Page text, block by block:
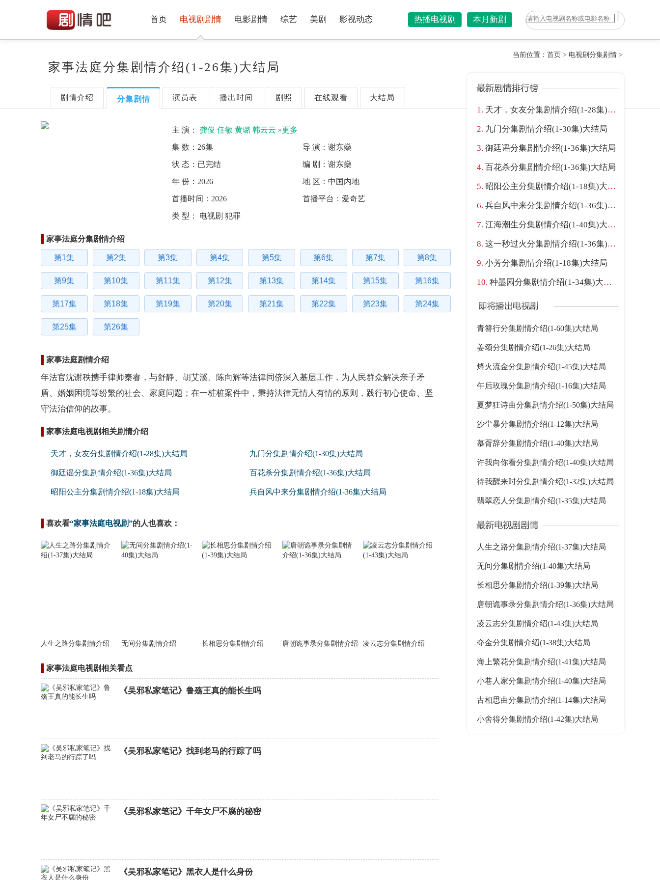
首页 电视剧剧情 电影剧情 综艺 美剧 影视动态 本月新剧
热播电视剧
家事法庭分集剧情介绍(1-26集)大结局
剧情介绍 分集剧情 演员表 播出时间 剧照 在线观看 大结局
当前位置： 首页 > 电视剧分集剧情 >
主 演： 龚俊 任敏 黄璐 韩云云 »更多
集 数： 26集 导 演：谢东燊
状 态： 已完结 编 剧：谢东燊
年 份： 2026 地 区： 中国内地
首播时间： 2026 首播平台： 爱奇艺
类 型： 电视剧 犯罪
家事法庭分集剧情介绍
第1集 第2集 第3集 第4集 第5集 第6集 第7集 第8集
第9集 第10集 第11集 第12集 第13集 第14集 第15集 第16集
第17集 第18集 第19集 第20集 第21集 第22集 第23集 第24集
第25集 第26集
家事法庭剧情介绍
年法官沈谢秩携手律师秦睿，与舒静、胡艾溪、陈向辉等法律同侪深入基层工作，为人民群众解决亲子矛
盾、婚姻困境等纷繁的社会、家庭问题；在一桩桩案件中，秉持法律无情人有情的原则，践行初心使命、坚
守法治信仰的故事。
家事法庭电视剧相关剧情介绍
天才，女友分集剧情介绍(1-28集)大结局 九门分集剧情介绍(1-30集)大结局
御廷谣分集剧情介绍(1-36集)大结局 百花杀分集剧情介绍(1-36集)大结局
昭阳公主分集剧情介绍(1-18集)大结局 兵自风中来分集剧情介绍(1-36集)大结局
喜欢看“家事法庭电视剧”的人也喜欢：
人生之路分集剧情介绍 无间分集剧情介绍 长相思分集剧情介绍 唐朝诡事录分集剧情介绍 凌云志分集剧情介绍
家事法庭电视剧相关看点
《吴邪私家笔记》鲁殇王真的能长生吗
《吴邪私家笔记》找到老马的行踪了吗
《吴邪私家笔记》千年女尸不腐的秘密
《吴邪私家笔记》黑衣人是什么身份
天才，女友分集剧情介绍(1-28集)大结局
九门分集剧情介绍(1-30集)大结局
御廷谣分集剧情介绍(1-36集)大结局
百花杀分集剧情介绍(1-36集)大结局
昭阳公主分集剧情介绍(1-18集)大结局
兵自风中来分集剧情介绍(1-36集)大结局
江海潮生分集剧情介绍(1-40集)大结局
这一秒过火分集剧情介绍(1-36集)大结局
小芳分集剧情介绍(1-18集)大结局
种墨园分集剧情介绍(1-34集)大结局
青簪行分集剧情介绍(1-60集)大结局
姜颂分集剧情介绍(1-26集)大结局
烽火流金分集剧情介绍(1-45集)大结局
午后玫瑰分集剧情介绍(1-16集)大结局
夏梦狂诗曲分集剧情介绍(1-50集)大结局
沙尘暴分集剧情介绍(1-12集)大结局
慕胥辞分集剧情介绍(1-40集)大结局
许我向你看分集剧情介绍(1-40集)大结局
待我醒来时分集剧情介绍(1-32集)大结局
翡翠恋人分集剧情介绍(1-35集)大结局
人生之路分集剧情介绍(1-37集)大结局
无间分集剧情介绍(1-40集)大结局
长相思分集剧情介绍(1-39集)大结局
唐朝诡事录分集剧情介绍(1-36集)大结局
凌云志分集剧情介绍(1-43集)大结局
夺金分集剧情介绍(1-38集)大结局
海上繁花分集剧情介绍(1-41集)大结局
小巷人家分集剧情介绍(1-40集)大结局
古相思曲分集剧情介绍(1-14集)大结局
小舍得分集剧情介绍(1-42集)大结局